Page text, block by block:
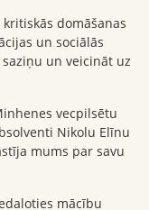
domāšanas
un sociālās
un veicināt uz
vecpilsētu
Nikolu Elīnu
mums par savu
mācību